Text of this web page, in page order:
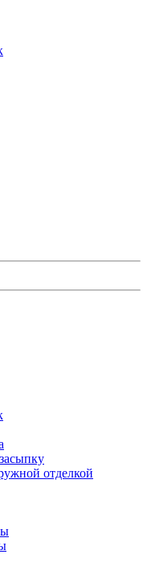
отделкой